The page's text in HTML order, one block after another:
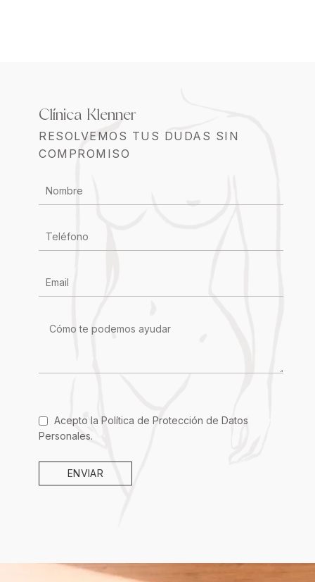
Clínica Klenner
RESOLVEMOS TUS DUDAS SIN
COMPROMISO
CONTACTO
Acepto la Política de Protección de Datos
Personales.
ENVIAR